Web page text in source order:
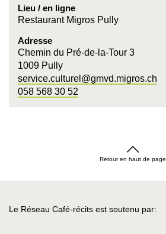
Lieu / en ligne
Restaurant Migros Pully
Adresse
Chemin du Pré-de-la-Tour 3
1009 Pully
service.culturel@gmvd.migros.ch
058 568 30 52
Retour en haut de page
Le Réseau Café-récits est soutenu par: